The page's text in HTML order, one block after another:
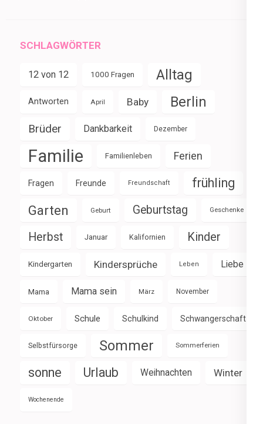
SCHLAGWÖRTER
12 von 12 1000 Fragen Alltag
Antworten April Baby Berlin
Brüder Dankbarkeit Dezember
Familie Familienleben Ferien
Fragen Freunde Freundschaft frühling
Garten Geburt Geburtstag Geschenke
Herbst Januar Kalifornien Kinder
Kindergarten Kindersprüche Leben Liebe
Mama Mama sein März November
Oktober Schule Schulkind Schwangerschaft
Selbstfürsorge Sommer Sommerferien
sonne Urlaub Weihnachten Winter
Wochenende